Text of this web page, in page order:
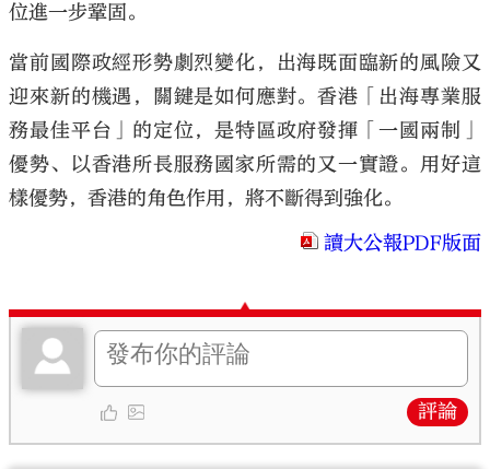
位進一步鞏固。
當前國際政經形勢劇烈變化，出海既面臨新的風險又
迎來新的機遇，關鍵是如何應對。香港「出海專業服
務最佳平台」的定位，是特區政府發揮「一國兩制」
優勢、以香港所長服務國家所需的又一實證。用好這
樣優勢，香港的角色作用，將不斷得到強化。
讀大公報PDF版面
評論